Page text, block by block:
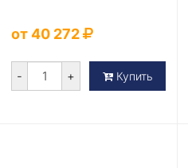
от 40 272
- + Купить